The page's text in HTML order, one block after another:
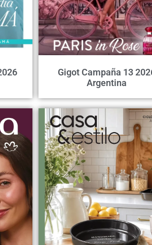
Gigot Campaña 13
Argentina